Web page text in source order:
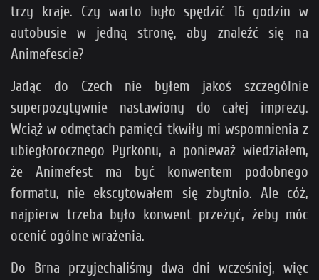
trzy kraje. Czy warto było spędzić 16 godzin w
autobusie w jedną stronę, aby znaleźć się na
Animefescie?
Jadąc do Czech nie byłem jakoś szczególnie
superpozytywnie nastawiony do całej imprezy.
Wciąż w odmętach pamięci tkwiły mi wspomnienia z
ubiegłorocznego Pyrkonu, a ponieważ wiedziałem,
że Animefest ma być konwentem podobnego
formatu, nie ekscytowałem się zbytnio. Ale cóż,
najpierw trzeba było konwent przeżyć, żeby móc
ocenić ogólne wrażenia.
Do Brna przyjechaliśmy dwa dni wcześniej, więc